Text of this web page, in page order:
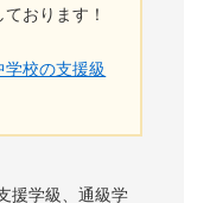
おります！
校の支援級
援学級、通級学